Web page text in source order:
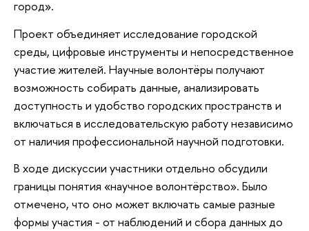
город».
Проект объединяет исследование городской
среды, цифровые инструменты и непосредственное
участие жителей. Научные волонтёры получают
возможность собирать данные, анализировать
доступность и удобство городских пространств и
включаться в исследовательскую работу независимо
от наличия профессиональной научной подготовки.
В ходе дискуссии участники отдельно обсудили
границы понятия «научное волонтёрство». Было
отмечено, что оно может включать самые разные
формы участия - от наблюдений и сбора данных до